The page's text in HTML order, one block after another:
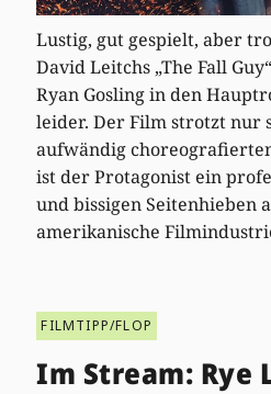
Lustig, gut gespielt, aber
David Leitchs „The Fall
Ryan Gosling in den
leider. Der Film strotzt nur
aufwändig
ist der Protagonist ein
und bissigen Seitenhieben
amerikanische
FILMTIPP/FLOP
Im Stream: Rye